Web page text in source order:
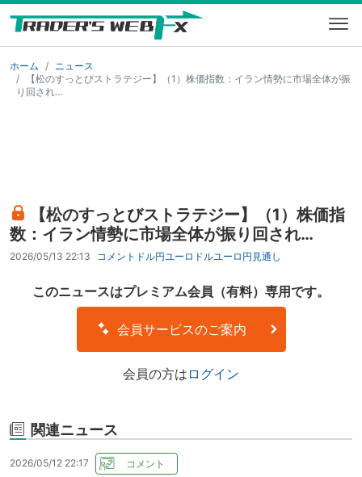
ホーム
ニュース
【松のすっとびストラテジー】（1）株価指数：イラン情勢に市場全体が振
り回され…
【松のすっとびストラテジー】（1）株価指
数：イラン情勢に市場全体が振り回され…
2026/05/13 22:13 コメント ドル円ユーロドルユーロ円 見通し
このニュースはプレミアム会員（有料）専用です。
会員サービスのご案内
会員の方は ログイン
関連ニュース
2026/05/12 22:17